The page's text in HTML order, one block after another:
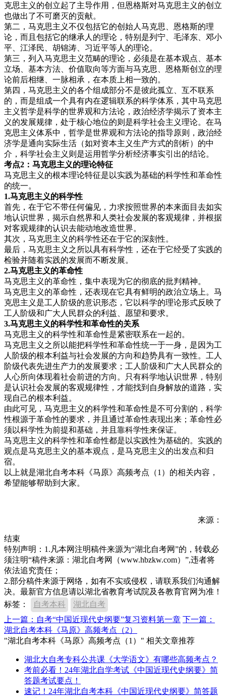
克思主义的创立起了主导作用，但恩格斯对马克思主义的创立
也做出了不可磨灭的贡献。
第二，马克思主义不仅包括它的创始人马克思、恩格斯的理
论，而且包括它的继承人的理论，特别是列宁、毛泽东、邓小
平、江泽民、胡锦涛、习近平等人的理论。
第三，列入马克思主义范畴的理论，必须是在基本观点、基本
立场、基本方法、价值取向等方面与马克思、恩格斯创立的理
论前后相继、一脉相承，在本质上相一致的。
第四，马克思主义的各个组成部分不是彼此孤立、互不联系
的，而是组成一个具有内在逻辑联系的科学体系，其中马克思
主义哲学是科学的世界观和方法论，政治经济学揭示了资本主
义的发展规律，处于核心地位的则是科学社会主义理论。在马
克思主义体系中，哲学是世界观和方法论的指导原则，政治经
济学是通向实际生活（如对资本主义生产方式的剖析）的中
介，科学社会主义则是运用哲学分析经济事实引出的结论。
考点2：马克思主义的理论特征
马克思主义的根本理论特征是以实践为基础的科学性和革命性
的统一。
1.马克思主义的科学性
首先，在于它不带任何偏见，力求按照世界的本来面目去如实
地认识世界，揭示自然界和人类社会发展的客观规律，并根据
对客观规律的认识去能动地改造世界。
其次，马克思主义的科学性还在于它的深刻性。
最后，马克思主义之所以具有科学性，还在于它经受了实践的
检验并随着实践的发展而不断发展。
2.马克思主义的革命性
马克思主义的革命性，集中表现为它的彻底的批判精神。
马克思主义的革命性，还表现在它具有鲜明的政治立场上。马
克思主义是工人阶级的意识形态，它以科学的理论形式反映了
工人阶级和广大人民群众的利益、愿望和要求。
3.马克思主义的科学性和革命性的关系
马克思主义的科学性和革命性是紧密联系在一起的。
马克思主义之所以能把科学性和革命性统一于一身，是因为工
人阶级的根本利益与社会发展的方向和趋势具有一致性。工人
阶级代表先进生产力的发展要求；工人阶级和广大人民群众的
人心所向体现着社会前进的方向。只有科学地认识世界，特别
是认识社会发展的客观规律性，才能找到自身解放的道路，实
现自己的根本利益。
由此可见，马克思主义的科学性和革命性是不可分割的，科学
性根源于革命性的要求，并且通过革命性表现出来；革命性必
须以科学性为前提和基础，并且靠科学性来保证。
马克思主义的科学性和革命性都是以实践性为基础的。实践的
观点是马克思主义的基本观点，是马克思主义的出发点和归
宿。
以上就是湖北自考本科《马原》高频考点（1）的相关内容，
希望能够帮助到大家。
来源：
结束
特别声明：1.凡本网注明稿件来源为“湖北自考网”的，转载必
须注明“稿件来源：湖北自考网（www.hbzkw.com）”,违者将
依法追究责任；
2.部分稿件来源于网络，如有不实或侵权，请联系我们沟通解
决。最新官方信息请以湖北省教育考试院及各教育官网为准！
标签：
自考本科
湖北自考
上一篇：自考“中国近现代史纲要”复习资料第一章 下一篇：
湖北自考本科《马原》高频考点（2）
"湖北自考本科《马原》高频考点（1）" 相关文章推荐
湖北大自考专科公共课《大学语文》有哪些高频考点？
考前必看！24年湖北自学考试《中国近现代史纲要》简
答题考试要点！
速记！24年湖北自考本科《中国近现代史纲要》简答题